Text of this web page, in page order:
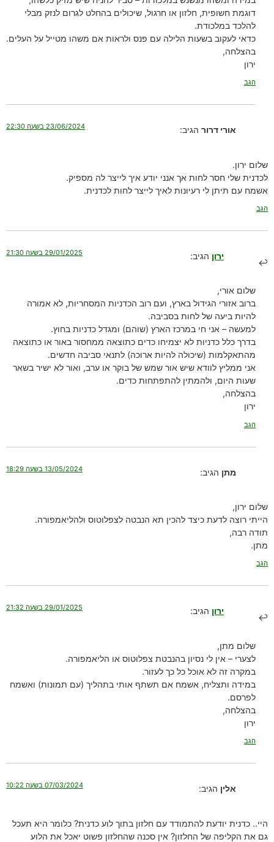
דוגמת חשופית, חלזון או חרגול, שיכולים בהחלט לגרום לנזק מבלי
להלכד במלכודת.
כדאי לעקוב בשעות הלילה עם פנס ולראות אם משהו מטייל על העלים.
בהצלחה,
ירון
הגב
אורי דרור הגיב: 23/06/2024 בשעה 22:30
שלום ירון.
לכדנית שלי חסר לחות אך אנני יודע איך לייצר לה מספיק.
אשמח עם תיתן לי רעיונות לאיך לייצר לחות לכדנית.
הגב
ירון הגיב: 29/01/2025 בשעה 21:30
שלום אורי,
ברוב אזורי הגידול בארץ, ועם רוב הכדניות המסחריות, לא אמורה
להיות ביעה של לחות בסביבה.
למעשה – אני חי במרכז הארץ (שוהם) ומגדל כדניות בחוץ.
בדרך כלל כדניות לא יצמיחו כדים כתוצאה ממחסור באור או כתוצאה
מהתאקלמות (שיכולה להיות ארוכה) לתנאי סביבה חדשים.
אני ממליץ לוודא שיש אור שמש של בוקר או ערב, ואור לא ישיר בשאר
שעות היום, ולהמתין להתפתחות כדים.
בהצלחה,
ירון
הגב
מתן הגיב: 13/05/2024 בשעה 18:29
שלום ירון,
הייתי רוצה לדעת כיצד להכין תא הנבטה לצפלוטוס ולהליאמפורה.
תודה רבה,
מתן.
הגב
ירון הגיב: 29/01/2025 בשעה 21:32
שלום מתן,
לצערי – אין לי נסיון בהנבטת צפלוטוס או הליאמפורה.
במקרה זה לא אוכל כל כך לעזור.
במידה ותצליח, אשמח אם תשתף אותי בתהליך (עם תמונות) ואשמח
לפרסם.
בהצלחה,
ירון
הגב
אלין הגיב: 07/03/2024 בשעה 10:22
היי.. כדנית יודעת להתמודד עם חלזון בתוך לוע כדנית? כלומר היא תעכל
גם את הקליפה של החלזון? אין סכנה שהחלזון פשוט יאכל את הלוע